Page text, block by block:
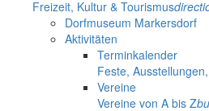
Freizeit, Kultur & Tourismus
Dorfmuseum Markersdorf
Aktivitäten
Terminkalender
Feste,
Vereine
Vereine von A bis Z